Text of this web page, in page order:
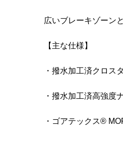
広いブレーキゾーン
【主な仕様】
・撥水加工済クロス
・撥水加工済高強度
・ゴアテックス®